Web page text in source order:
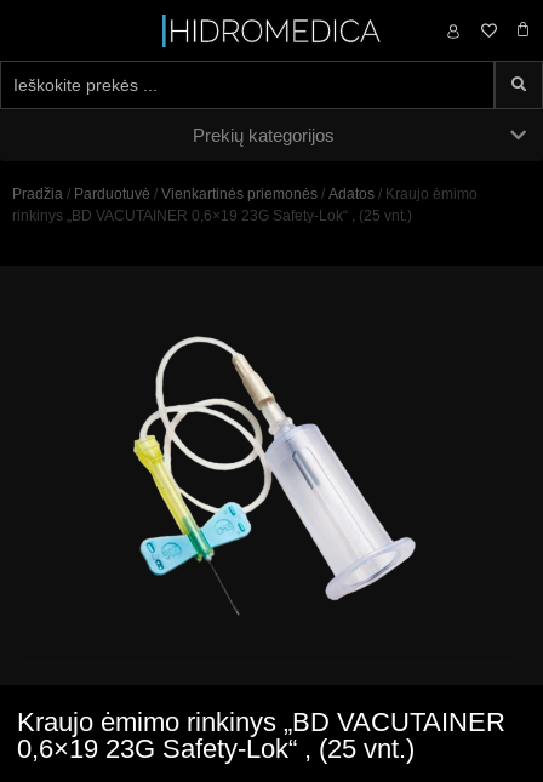
0,00 €
Prekių kategorijos
Pradžia / Parduotuvė / Vienkartinės priemonės / Adatos / Kraujo ėmimo
rinkinys „BD VACUTAINER 0,6×19 23G Safety-Lok“ , (25 vnt.)
Kraujo ėmimo rinkinys „BD VACUTAINER
0,6×19 23G Safety-Lok“ , (25 vnt.)